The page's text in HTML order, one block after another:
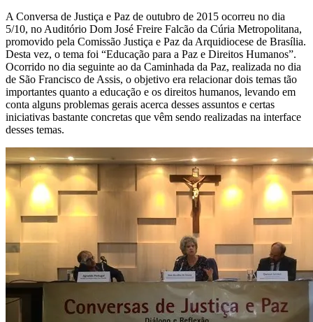
A Conversa de Justiça e Paz de outubro de 2015 ocorreu no dia
5/10, no Auditório Dom José Freire Falcão da Cúria Metropolitana,
promovido pela Comissão Justiça e Paz da Arquidiocese de Brasília.
Desta vez, o tema foi “Educação para a Paz e Direitos Humanos”.
Ocorrido no dia seguinte ao da Caminhada da Paz, realizada no dia
de São Francisco de Assis, o objetivo era relacionar dois temas tão
importantes quanto a educação e os direitos humanos, levando em
conta alguns problemas gerais acerca desses assuntos e certas
iniciativas bastante concretas que vêm sendo realizadas na interface
desses temas.